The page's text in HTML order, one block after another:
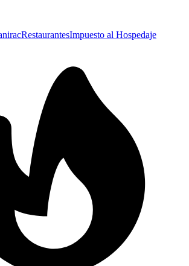
RestaurantesImpuesto al Hospedaje